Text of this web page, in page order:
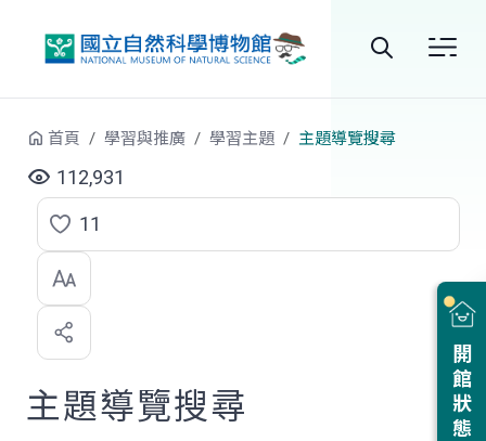
站
尋
開館狀態
首頁 學習與推廣 學習主題 主題導覽搜尋
112,931
點
選
喜
歡
11
主題導覽搜尋